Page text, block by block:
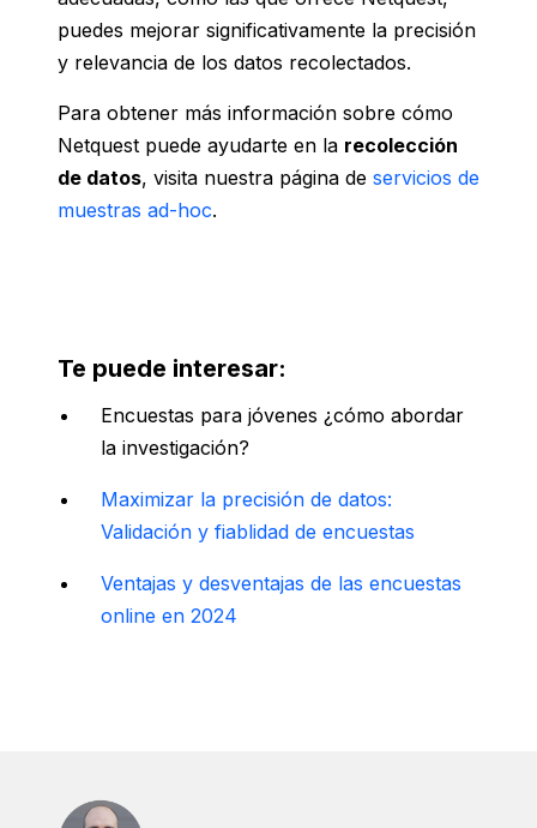
puedes mejorar significativamente la precisión
y relevancia de los datos recolectados.
Para obtener más información sobre cómo
Netquest puede ayudarte en la recolección
de datos, visita nuestra página de servicios de
muestras ad-hoc.
Te puede interesar:
Encuestas para jóvenes ¿cómo abordar
la investigación?
Maximizar la precisión de datos:
Validación y fiablidad de encuestas
Ventajas y desventajas de las encuestas
online en 2024